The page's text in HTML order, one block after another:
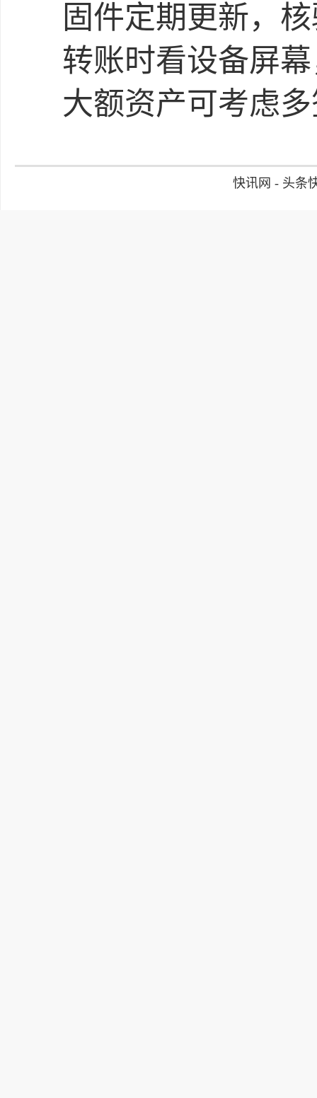
固件定期更新，
转账时看设备屏
大额资产可考虑
快讯网 - 头条